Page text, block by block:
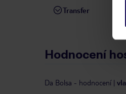
Transfer
Hodnocení
Da Bolsa - hodnocení |